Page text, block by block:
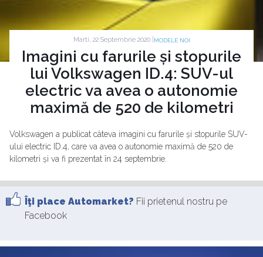
Marti, 22 Septembrie 2020 | MODELE NOI
Imagini cu farurile și stopurile
lui Volkswagen ID.4: SUV-ul
electric va avea o autonomie
maximă de 520 de kilometri
Volkswagen a publicat câteva imagini cu farurile și stopurile SUV-
ului electric ID.4, care va avea o autonomie maximă de 520 de
kilometri și va fi prezentat în 24 septembrie.
Îţi place Automarket? Fii prietenul nostru pe
Facebook